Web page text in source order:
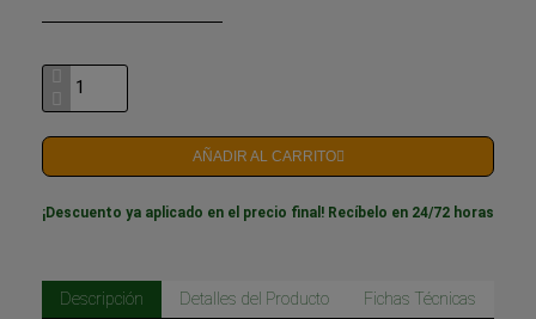
AÑADIR AL CARRITO
¡Descuento ya aplicado en el precio final! Recíbelo en 24/72 horas
Descripción Detalles del Producto Fichas Técnicas